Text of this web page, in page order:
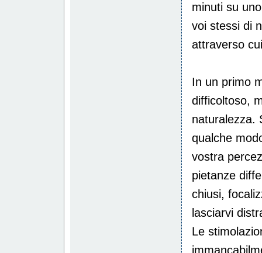
minuti su
voi stessi di
attraverso
In un primo
difficoltoso,
naturalezza.
qualche
vostra
pietanze
chiusi,
lasciarvi
Le